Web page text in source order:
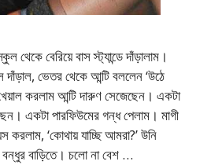
থেকে বেরিয়ে বাস স্ট্যান্ডে দাঁড়ালাম।
ভেতর থেকে আন্টি বললেন ‘উঠে
করলাম আন্টি দারুণ সেজেছেন। একটা
একটা পারফিউমের গন্ধ পেলাম। মাগী
করলাম, ‘কোথায় যাচ্ছি আমরা?’ উনি
বাড়িতে। চলো না বেশ …